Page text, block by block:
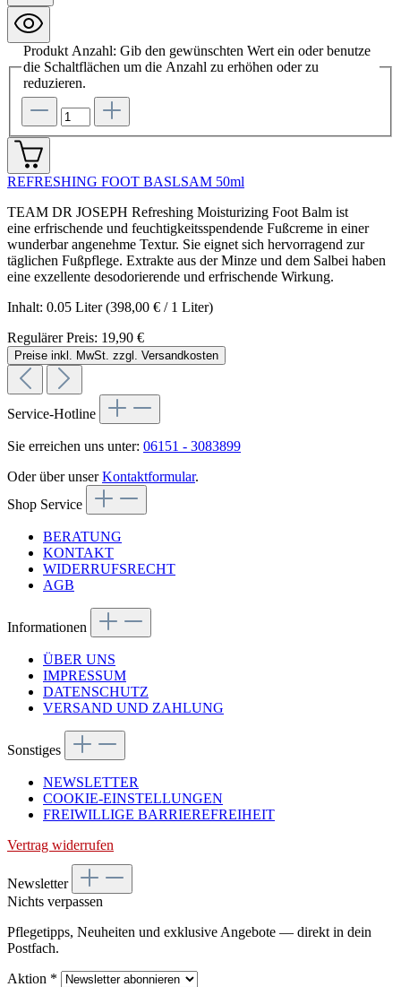
Produkt Anzahl: Gib den gewünschten Wert ein oder benutze
die Schaltflächen um die Anzahl zu erhöhen oder zu
reduzieren.
REFRESHING FOOT BASLSAM 50ml
TEAM DR JOSEPH Refreshing Moisturizing Foot Balm ist
eine erfrischende und feuchtigkeitsspendende Fußcreme in einer
wunderbar angenehme Textur. Sie eignet sich hervorragend zur
täglichen Fußpflege. Extrakte aus der Minze und dem Salbei haben
eine exzellente desodorierende und erfrischende Wirkung.
Inhalt: 0.05 Liter(398,00 € / 1 Liter)
Regulärer Preis: 19,90 €
Preise inkl. MwSt. zzgl. Versandkosten
Service-Hotline
Sie erreichen uns unter: 06151 - 3083899
Oder über unserKontaktformular.
Shop Service
BERATUNG
KONTAKT
WIDERRUFSRECHT
AGB
Informationen
ÜBER UNS
IMPRESSUM
DATENSCHUTZ
VERSAND UND ZAHLUNG
Sonstiges
NEWSLETTER
COOKIE-EINSTELLUNGEN
FREIWILLIGE BARRIEREFREIHEIT
Vertrag widerrufen
Newsletter
Nichts verpassen
Pflegetipps, Neuheiten und exklusive Angebote — direkt in dein
Postfach.
Aktion *